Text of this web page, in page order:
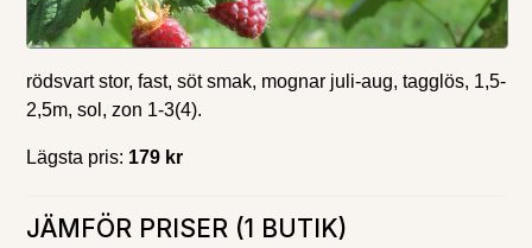
rödsvart stor, fast, söt smak, mognar juli-aug, tagglös, 1,5-
2,5m, sol, zon 1-3(4).
Lägsta pris: 179 kr
JÄMFÖR PRISER (1 BUTIK)